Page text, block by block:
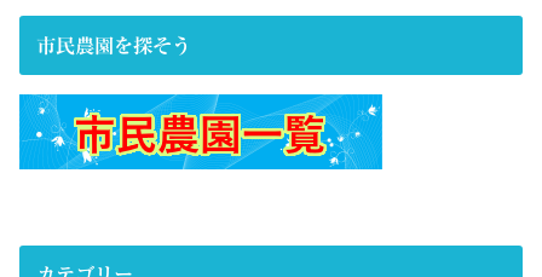
市民農園を探そう